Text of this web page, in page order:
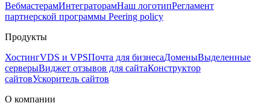
ВебмастерамИнтеграторамНаш логотипРегламент
партнерской программы Peering policy
Продукты
ХостингVDS и VPSПочта для бизнесаДоменыВыделенные
серверыВиджет отзывов для сайтаКонструктор
сайтовУскоритель сайтов
О компании